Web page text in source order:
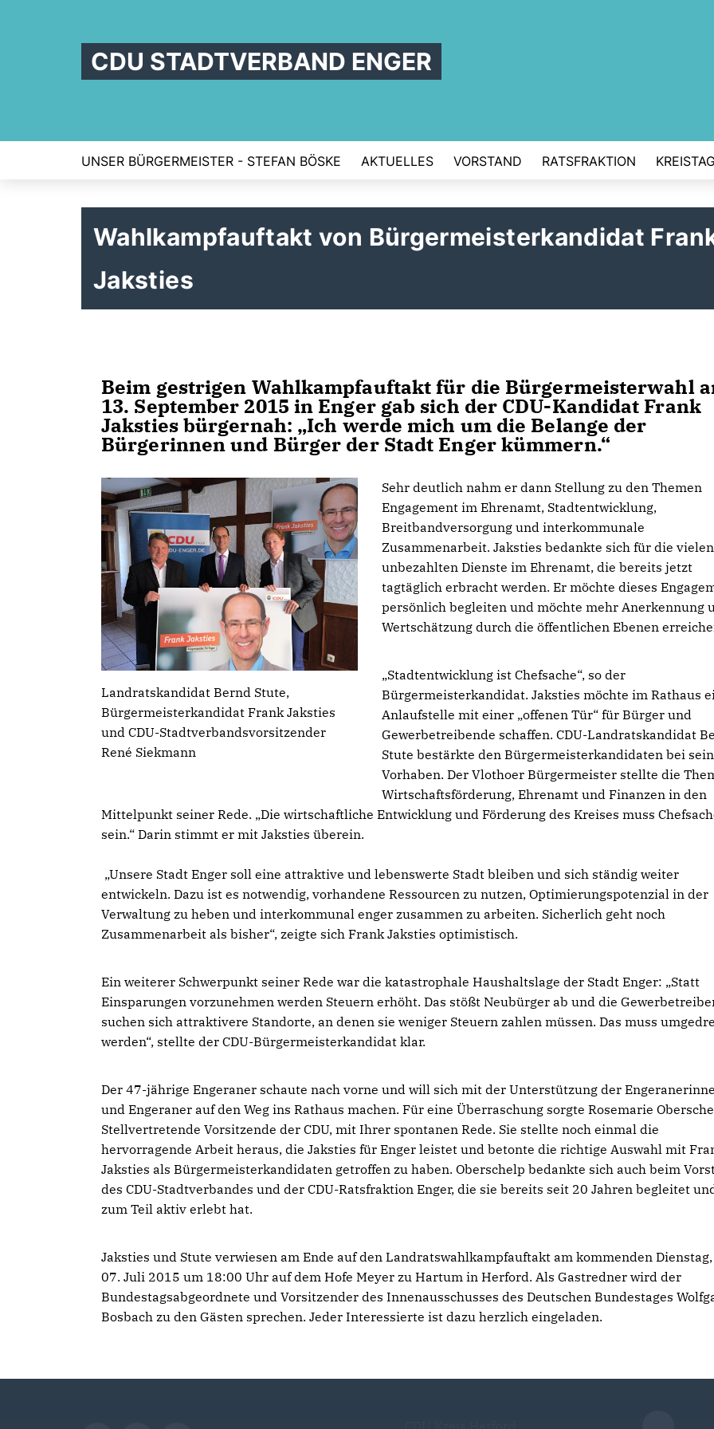
CDU STADTVERBAND ENGER
UNSER BÜRGERMEISTER - STEFAN BÖSKE AKTUELLES VORSTAND RATSFRAKTION
Wahlkampfauftakt von Bürgermeisterkandidat
Jaksties
Beim gestrigen Wahlkampfauftakt für die Bürgermeisterwahl
13. September 2015 in Enger gab sich der CDU-Kandidat Frank
Jaksties bürgernah: „Ich werde mich um die Belange der
Bürgerinnen und Bürger der Stadt Enger kümmern.“
Landratskandidat Bernd Stute,
Bürgermeisterkandidat Frank Jaksties
und CDU-Stadtverbandsvorsitzender
René Siekmann
Sehr deutlich nahm er dann Stellung zu den Themen
Engagement im Ehrenamt, Stadtentwicklung,
Breitbandversorgung und interkommunale
Zusammenarbeit. Jaksties bedankte sich für die vielen
unbezahlten Dienste im Ehrenamt, die bereits jetzt
tagtäglich erbracht werden. Er möchte dieses
persönlich begleiten und möchte mehr Anerkennung
Wertschätzung durch die öffentlichen Ebenen
Stadtentwicklung ist Chefsache“, so der
Bürgermeisterkandidat. Jaksties möchte im Rathaus
Anlaufstelle mit einer „offenen Tür“ für Bürger und
Gewerbetreibende schaffen. CDU-Landratskandidat
Stute bestärkte den Bürgermeisterkandidaten bei
Vorhaben. Der Vlothoer Bürgermeister stellte die
Wirtschaftsförderung, Ehrenamt und Finanzen in den
Mittelpunkt seiner Rede. „Die wirtschaftliche Entwicklung und Förderung des Kreises muss
sein.“ Darin stimmt er mit Jaksties überein.
Unsere Stadt Enger soll eine attraktive und lebenswerte Stadt bleiben und sich ständig weiter
entwickeln. Dazu ist es notwendig, vorhandene Ressourcen zu nutzen, Optimierungspotenzial in der
Verwaltung zu heben und interkommunal enger zusammen zu arbeiten. Sicherlich geht noch
Zusammenarbeit als bisher“, zeigte sich Frank Jaksties optimistisch.
Ein weiterer Schwerpunkt seiner Rede war die katastrophale Haushaltslage der Stadt Enger: „Statt
Einsparungen vorzunehmen werden Steuern erhöht. Das stößt Neubürger ab und die
suchen sich attraktivere Standorte, an denen sie weniger Steuern zahlen müssen. Das muss
werden“, stellte der CDU-Bürgermeisterkandidat klar.
Der 47-jährige Engeraner schaute nach vorne und will sich mit der Unterstützung der
und Engeraner auf den Weg ins Rathaus machen. Für eine Überraschung sorgte Rosemarie
Stellvertretende Vorsitzende der CDU, mit Ihrer spontanen Rede. Sie stellte noch einmal die
hervorragende Arbeit heraus, die Jaksties für Enger leistet und betonte die richtige Auswahl mit
Jaksties als Bürgermeisterkandidaten getroffen zu haben. Oberschelp bedankte sich auch beim
des CDU-Stadtverbandes und der CDU-Ratsfraktion Enger, die sie bereits seit 20 Jahren begleitet
zum Teil aktiv erlebt hat.
Jaksties und Stute verwiesen am Ende auf den Landratswahlkampfauftakt am kommenden
07. Juli 2015 um 18:00 Uhr auf dem Hofe Meyer zu Hartum in Herford. Als Gastredner wird der
Bundestagsabgeordnete und Vorsitzender des Innenausschusses des Deutschen Bundestages
Bosbach zu den Gästen sprechen. Jeder Interessierte ist dazu herzlich eingeladen.